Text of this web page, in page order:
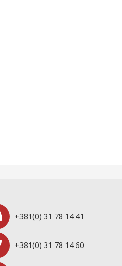
+381(0) 31 78 14 41
+381(0) 31 78 14 60